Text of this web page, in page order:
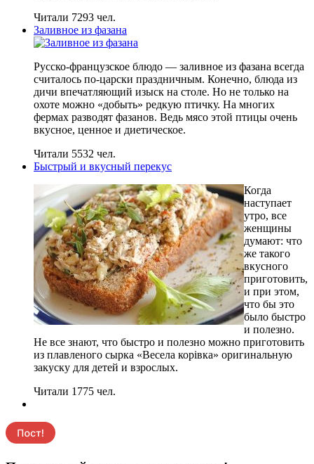
Читали 7293 чел.
Заливное из фазана
Русско-французское блюдо — заливное из фазана всегда
считалось по-царски праздничным. Конечно, блюда из
дичи впечатляющий изыск на столе. Но не только на
охоте можно «добыть» редкую птичку. На многих
фермах разводят фазанов. Ведь мясо этой птицы очень
вкусное, ценное и диетическое.
Читали 5532 чел.
Быстрый и вкусный перекус
Когда
наступает
утро, все
женщины
думают: что
же такого
вкусного
приготовить,
и при этом,
что бы это
было быстро
и полезно.
Не все знают, что быстро и полезно можно приготовить
из плавленого сырка «Весела корівка» оригинальную
закуску для детей и взрослых.
Читали 1775 чел.